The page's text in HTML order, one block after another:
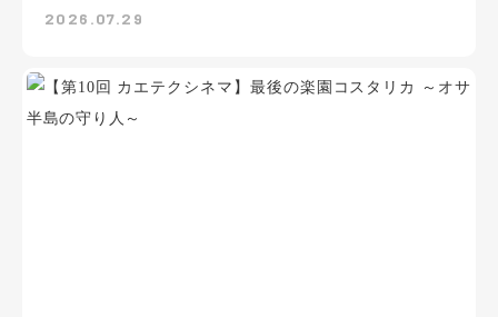
2026.07.29